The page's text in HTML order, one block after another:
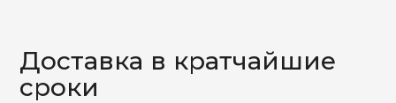
Доставка в кратчайшие
сроки